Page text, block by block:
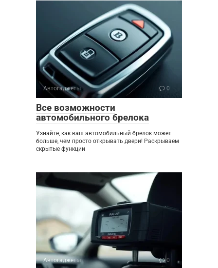
Автогаджеты 0
Все возможности
автомобильного брелока
Узнайте, как ваш автомобильный брелок может
больше, чем просто открывать двери! Раскрываем
скрытые функции
Автогаджеты 0